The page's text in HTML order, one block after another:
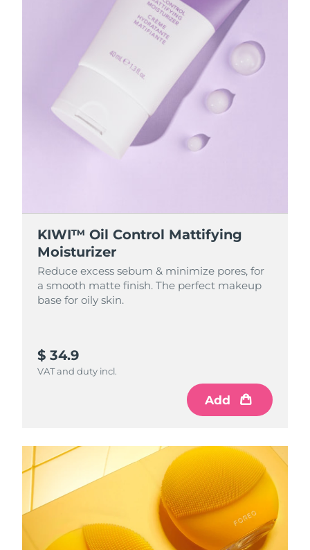
KIWI™ Oil Control Mattifying
Moisturizer
Reduce excess sebum & minimize pores, for
a smooth matte finish. The perfect makeup
base for oily skin.
$ 34.9
VAT and duty incl.
Add